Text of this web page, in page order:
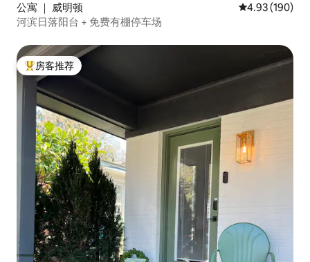
公寓 ｜ 威明顿 平均评分 4.93
4.93 (190)
河滨日落阳台 + 免费有棚停车场
热门「房客推荐」
房客推荐